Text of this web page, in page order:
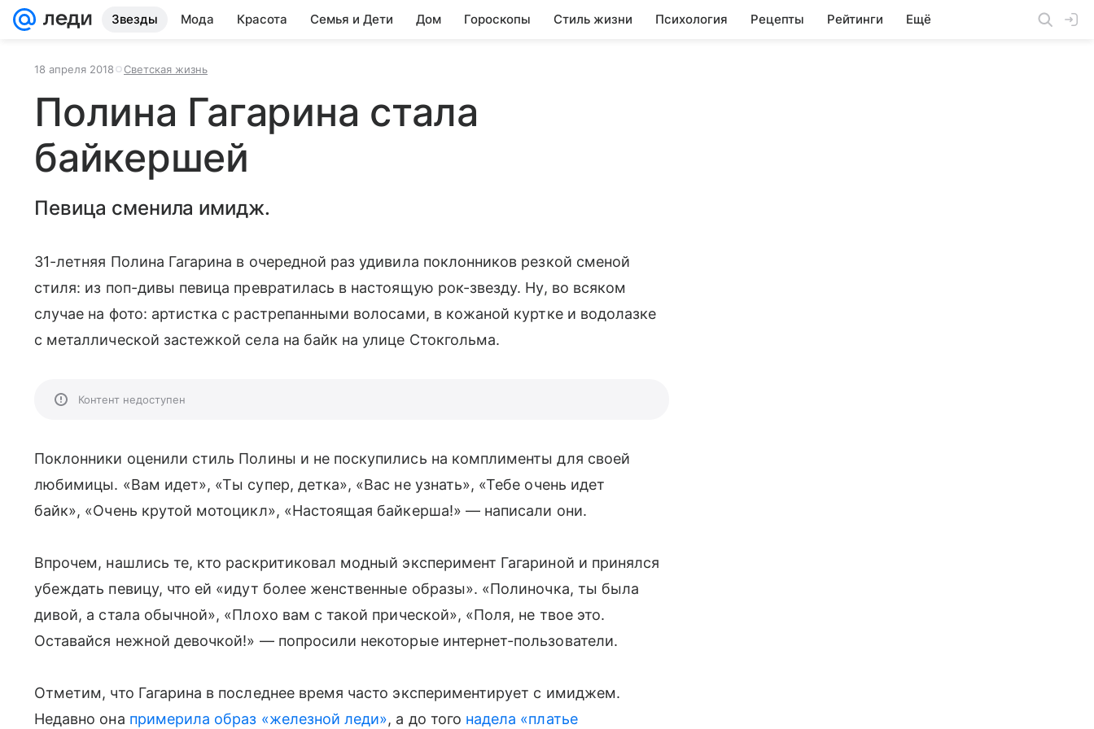
Звезды Мода Красота Семья и Дети Дом Гороскопы Стиль жизни Психология Рецепты Рейтинги Ещё
18 апреля 2018 Светская жизнь
Полина Гагарина стала
байкершей
Певица сменила имидж.
31-летняя Полина Гагарина в очередной раз удивила поклонников резкой сменой
стиля: из поп-дивы певица превратилась в настоящую рок-звезду. Ну, во всяком
случае на фото: артистка с растрепанными волосами, в кожаной куртке и водолазке
с металлической застежкой села на байк на улице Стокгольма.
Контент недоступен
Поклонники оценили стиль Полины и не поскупились на комплименты для своей
любимицы. «Вам идет», «Ты супер, детка», «Вас не узнать», «Тебе очень идет
байк», «Очень крутой мотоцикл», «Настоящая байкерша!» — написали они.
Впрочем, нашлись те, кто раскритиковал модный эксперимент Гагариной и принялся
убеждать певицу, что ей «идут более женственные образы». «Полиночка, ты была
дивой, а стала обычной», «Плохо вам с такой прической», «Поля, не твое это.
Оставайся нежной девочкой!» — попросили некоторые интернет-пользователи.
Отметим, что Гагарина в последнее время часто экспериментирует с имиджем.
Недавно она примерила образ «железной леди», а до того надела «платье